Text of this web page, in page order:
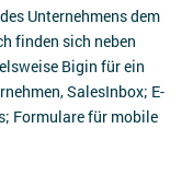
Unternehmens dem
finden sich neben
Bigin für ein
SalesInbox; E-
Formulare für mobile